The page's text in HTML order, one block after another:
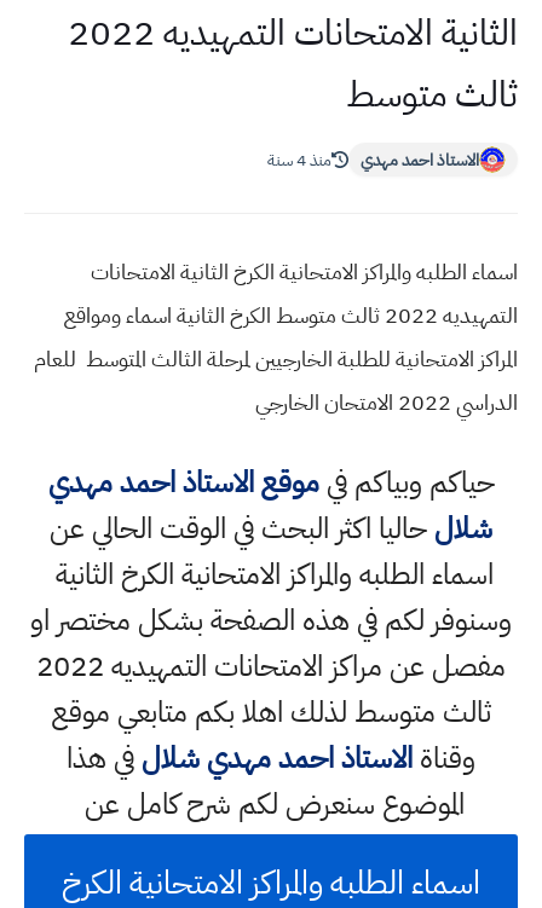
الثانية الامتحانات التمهيديه 2022
ثالث متوسط
الاستاذ احمد مهدي منذ 4 سنة
اسماء الطلبه والمراكز الامتحانية الكرخ الثانية الامتحانات
التمهيديه 2022 ثالث متوسط الكرخ الثانية اسماء ومواقع
المراكز الامتحانية للطلبة الخارجيين لمرحلة الثالث المتوسط للعام
الدراسي 2022 الامتحان الخارجي
حياكم وبياكم فيموقع الاستاذ احمد مهدي
شلالحاليا اكثر البحث في الوقت الحالي عن
اسماء الطلبه والمراكز الامتحانية الكرخ الثانية
وسنوفر لكم في هذه الصفحة بشكل مختصر او
مفصل عن مراكز الامتحانات التمهيديه 2022
ثالث متوسط لذلك اهلا بكم متابعي موقع
وقناةالاستاذ احمد مهدي شلالفي هذا
الموضوع سنعرض لكم شرح كامل عن
اسماء الطلبه والمراكز الامتحانية الكرخ